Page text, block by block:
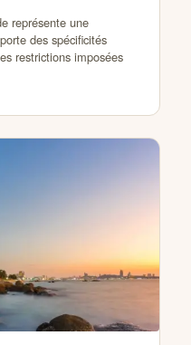
représente une
des spécificités
restrictions imposées